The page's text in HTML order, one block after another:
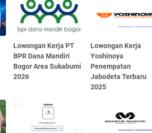
Lowongan Kerja PT
BPR Dana Mandiri
Bogor Area Sukabumi
2026
Lowongan Kerja
Yoshinoya
Penempatan
Jabodeta Terbaru
2025